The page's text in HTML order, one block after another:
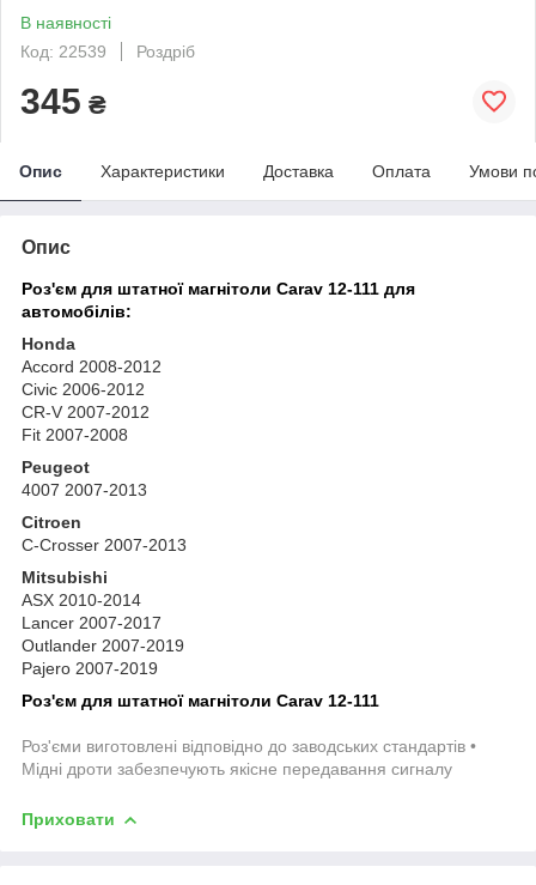
В наявності
Код: 22539
Роздріб
345 ₴
Опис Характеристики Доставка Оплата Умови
Опис
Роз'єм для штатної магнітоли Carav 12-111 для
автомобілів:
Honda
Accord 2008-2012
Civic 2006-2012
CR-V 2007-2012
Fit 2007-2008
Peugeot
4007 2007-2013
Citroen
C-Crosser 2007-2013
Mitsubishi
ASX 2010-2014
Lancer 2007-2017
Outlander 2007-2019
Pajero 2007-2019
Роз'єм для штатної магнітоли Carav 12-111
Роз'єми виготовлені відповідно до заводських стандартів •
Мідні дроти забезпечують якісне передавання сигналу
Приховати